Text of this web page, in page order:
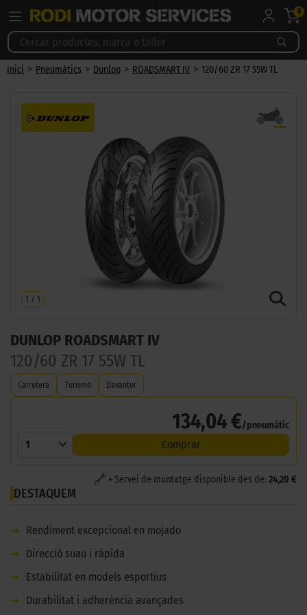
0
Inici > Pneumàtics > Dunlop > ROADSMART IV > 120/60 ZR 17 55W TL
1 / 1
DUNLOP ROADSMART IV
120/60 ZR 17 55W TL
Carretera Turismo Davanter
134,04 €/pneumàtic
1 Comprar
+ Servei de muntatge disponible des de: 24,20 €
DESTAQUEM
➜
Rendiment excepcional en mojado
➜
Direcció suau i ràpida
➜
Estabilitat en models esportius
➜
Durabilitat i adherència avançades